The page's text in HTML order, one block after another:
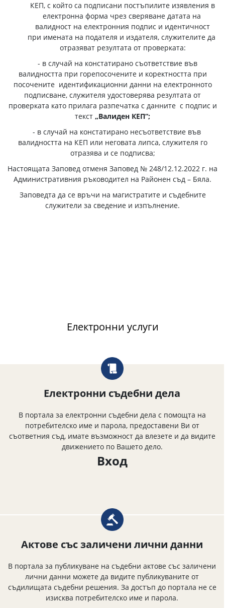
КЕП, с който са подписани постъпилите изявления в
електронна форма чрез сверяване датата на
валидност на електронния подпис и идентичност
при имената на подателя и издателя, служителите да
отразяват резултата от проверката:
- в случай на констатирано съответствие във
валидността при горепосочените и коректността при
посочените идентификационни данни на електронното
подписване, служителя удостоверява резултата от
проверката като прилага разпечатка с данните с подпис и
текст „Валиден КЕП“;
- в случай на констатирано несъответствие във
валидността на КЕП или неговата липса, служителя го
отразява и се подписва;
Настоящата Заповед отменя Заповед № 248/12.12.2022 г. на
Административния ръководител на Районен съд – Бяла.
Заповедта да се връчи на магистратите и съдебните
служители за сведение и изпълнение.
Електронни услуги
Електронни съдебни дела
В портала за електронни съдебни дела с помощта на
потребителско име и парола, предоставени Ви от
съответния съд, имате възможност да влезете и да видите
движението по Вашето дело.
Вход
Актове със заличени лични данни
В портала за публикуване на съдебни актове със заличени
лични данни можете да видите публикуваните от
съдилищата съдебни решения. За достъп до портала не се
изисква потребителско име и парола.